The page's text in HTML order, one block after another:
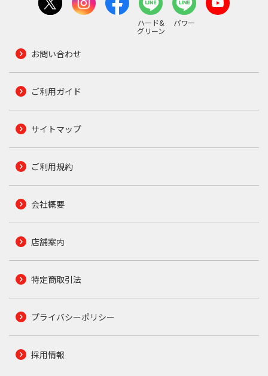
ハード&
グリーン
パワー
お問い合わせ
ご利用ガイド
サイトマップ
ご利用規約
会社概要
店舗案内
特定商取引法
プライバシーポリシー
採用情報